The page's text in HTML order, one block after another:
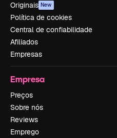
Originais New
Política de cookies
Central de confiabilidade
Afiliados
Empresas
Empresa
Preços
Sobre nós
Reviews
Emprego